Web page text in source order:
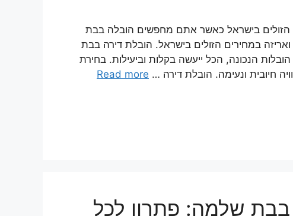
הזולים בישראל כאשר אתם מחפשים הובלה בבת
במחירים הזולים בישראל. הובלת דירה בבת
הנכונה, הכל ייעשה בקלות וביעילות. בחירת
חיובית ונעימה. הובלת דירה … Read more
בבת שלמה: פתרון לכל